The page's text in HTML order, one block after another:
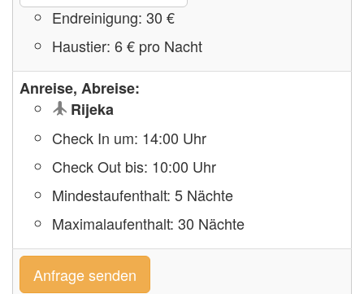
Endreinigung: 30 €
Haustier: 6 € pro Nacht
Anreise, Abreise:
Rijeka
Check In um: 14:00 Uhr
Check Out bis: 10:00 Uhr
Mindestaufenthalt: 5 Nächte
Maximalaufenthalt: 30 Nächte
Anfrage senden